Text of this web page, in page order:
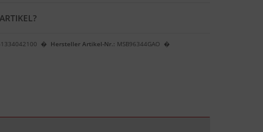
Hersteller Artikel-Nr.: MSB96344GAO